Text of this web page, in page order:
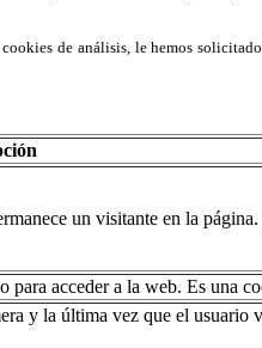
de análisis, le hemos
un visitante en la
acceder a la web. Es una
y la última vez que el usuario